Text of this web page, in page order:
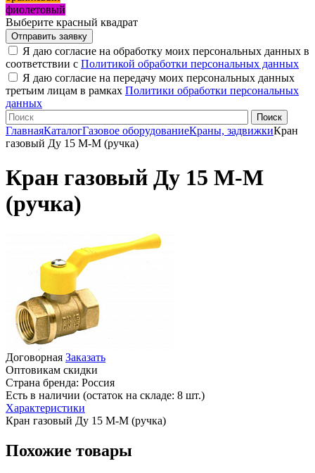
фиолетовый
Выберите красный квадрат
Я даю согласие на обработку моих персональных данных в
соответствии с Политикой обработки персональных данных
Я даю согласие на передачу моих персональных данных
третьим лицам в рамках Политики обработки персональных
данных
ГлавнаяКаталогГазовое оборудованиеКраны, задвижкиКран
газовый Ду 15 М-М (ручка)
Кран газовый Ду 15 М-М
(ручка)
Договорная Заказать
Оптовикам скидки
Страна бренда: Россия
Есть в наличии (остаток на складе: 8 шт.)
Характеристики
Кран газовый Ду 15 М-М (ручка)
Похожие товары